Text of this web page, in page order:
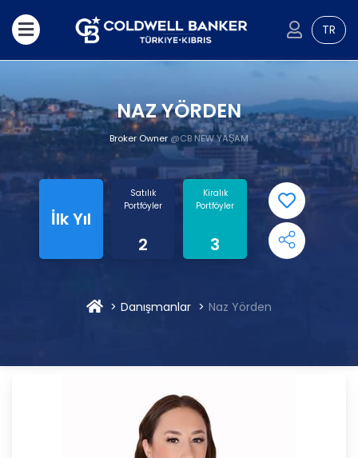
TR
NAZ YÖRDEN
Broker Owner @CB NEW YAŞAM
İlk Yıl
Satılık
Portföyler
2
Kiralık
Portföyler
3
Danışmanlar Naz Yörden